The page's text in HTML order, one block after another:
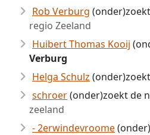
Rob Verburg
regio Zeeland
Huibert Thomas Kooij
Verburg
Helga Schulz
schroer(onder)zoekt de
zeeland
- 2erwindevroome